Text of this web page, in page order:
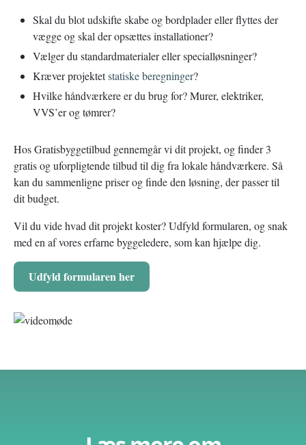
Skal du blot udskifte skabe og bordplader eller flyttes der
vægge og skal der opsættes installationer?
Vælger du standardmaterialer eller specialløsninger?
Kræver projektetstatiske beregninger?
Hvilke håndværkere er du brug for? Murer, elektriker,
VVS’er og tømrer?
Hos Gratisbyggetilbud gennemgår vi dit projekt, og finder 3
gratis og uforpligtende tilbud til dig fra lokale håndværkere. Så
kan du sammenligne priser og finde den løsning, der passer til
dit budget.
Vil du vide hvad dit projekt koster? Udfyld formularen, og snak
med en af vores erfarne byggeledere, som kan hjælpe dig.
Udfyld formularen her